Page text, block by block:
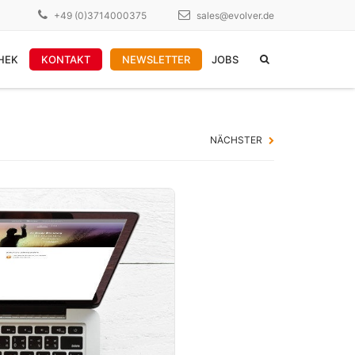
+49 (0)3714000375 sales@evolver.de
KONTAKT NEWSLETTER JOBS
NÄCHSTER